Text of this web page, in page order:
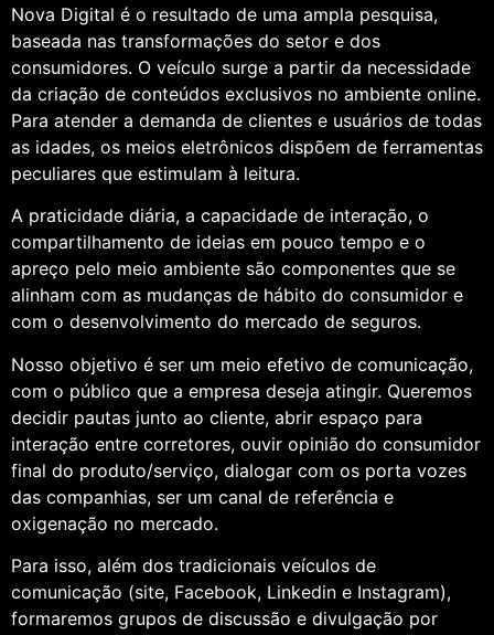
Nova Digital é o resultado de uma ampla pesquisa,
baseada nas transformações do setor e dos
consumidores. O veículo surge a partir da necessidade
da criação de conteúdos exclusivos no ambiente online.
Para atender a demanda de clientes e usuários de todas
as idades, os meios eletrônicos dispõem de ferramentas
peculiares que estimulam à leitura.
A praticidade diária, a capacidade de interação, o
compartilhamento de ideias em pouco tempo e o
apreço pelo meio ambiente são componentes que se
alinham com as mudanças de hábito do consumidor e
com o desenvolvimento do mercado de seguros.
Nosso objetivo é ser um meio efetivo de comunicação,
com o público que a empresa deseja atingir. Queremos
decidir pautas junto ao cliente, abrir espaço para
interação entre corretores, ouvir opinião do consumidor
final do produto/serviço, dialogar com os porta vozes
das companhias, ser um canal de referência e
oxigenação no mercado.
Para isso, além dos tradicionais veículos de
comunicação (site, Facebook, Linkedin e Instagram),
formaremos grupos de discussão e divulgação por